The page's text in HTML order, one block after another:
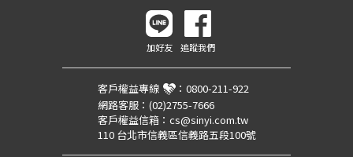
加好友 追蹤我們
客戶權益專線 ： 0800-211-922
網路客服： (02)2755-7666
客戶權益信箱： cs@sinyi.com.tw
110 台北市信義區信義路五段100號